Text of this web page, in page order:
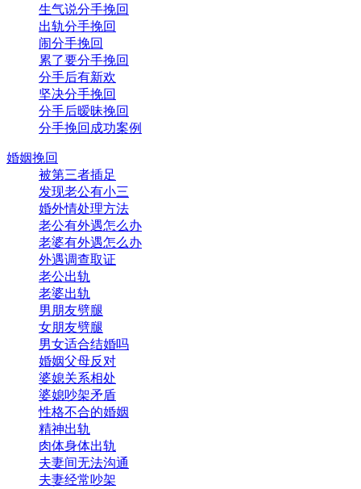
生气说分手挽回
出轨分手挽回
闹分手挽回
累了要分手挽回
分手后有新欢
坚决分手挽回
分手后暧昧挽回
分手挽回成功案例
婚姻挽回
被第三者插足
发现老公有小三
婚外情处理方法
老公有外遇怎么办
老婆有外遇怎么办
外遇调查取证
老公出轨
老婆出轨
男朋友劈腿
女朋友劈腿
男女适合结婚吗
婚姻父母反对
婆媳关系相处
婆媳吵架矛盾
性格不合的婚姻
精神出轨
肉体身体出轨
夫妻间无法沟通
夫妻经常吵架